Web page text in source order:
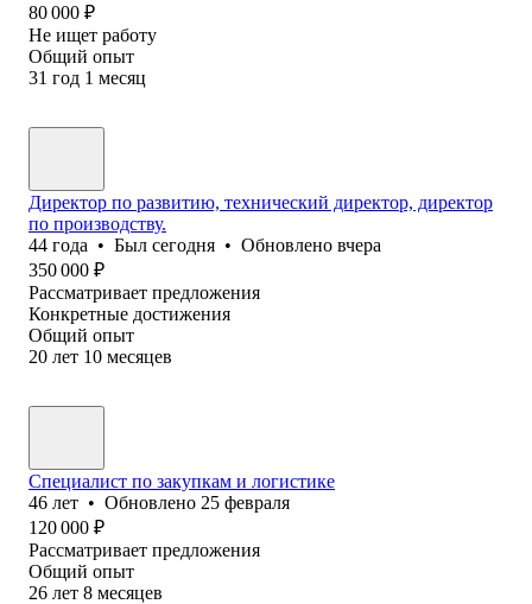
80 000 ₽
Не ищет работу
Общий опыт
31 год 1 месяц
Директор по развитию, технический директор, директор
по производству.
44 года • Был сегодня • Обновлено вчера
350 000 ₽
Рассматривает предложения
Конкретные достижения
Общий опыт
20 лет 10 месяцев
Специалист по закупкам и логистике
46 лет • Обновлено 25 февраля
120 000 ₽
Рассматривает предложения
Общий опыт
26 лет 8 месяцев